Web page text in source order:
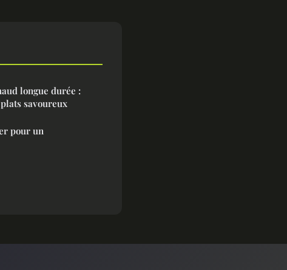
longue durée :
savoureux
pour un